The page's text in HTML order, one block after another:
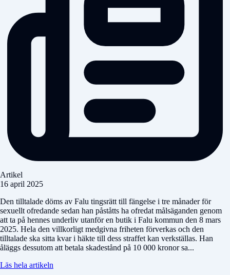
Artikel
16 april 2025
Den tilltalade döms av Falu tingsrätt till fängelse i tre månader för
sexuellt ofredande sedan han påståtts ha ofredat målsäganden genom
att ta på hennes underliv utanför en butik i Falu kommun den 8 mars
2025. Hela den villkorligt medgivna friheten förverkas och den
tilltalade ska sitta kvar i häkte till dess straffet kan verkställas. Han
åläggs dessutom att betala skadestånd på 10 000 kronor sa...
Läs hela artikeln